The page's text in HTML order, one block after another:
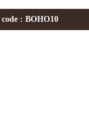
code : BOHO10